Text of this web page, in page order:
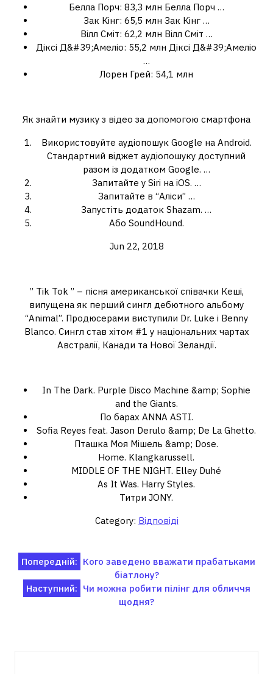
Белла Порч: 83,3 млн Белла Порч …
Зак Кінг: 65,5 млн Зак Кінг …
Вілл Сміт: 62,2 млн Вілл Сміт …
Діксі Д&#39;Амеліо: 55,2 млн Діксі Д&#39;Амеліо
…
Лорен Грей: 54,1 млн
Як знайти музику з відео за допомогою смартфона
Використовуйте аудіопошук Google на Android.
Стандартний віджет аудіопошуку доступний
разом із додатком Google. …
Запитайте у Siri на iOS. …
Запитайте в “Аліси” …
Запустіть додаток Shazam. …
Або SoundHound.
Jun 22, 2018
” Tik Tok ” – пісня американської співачки Кеші,
випущена як перший сингл дебютного альбому
“Animal”. Продюсерами виступили Dr. Luke і Benny
Blanco. Сингл став хітом #1 у національних чартах
Австралії, Канади та Нової Зеландії.
In The Dark. Purple Disco Machine &amp; Sophie
and the Giants.
По барах ANNA ASTI.
Sofia Reyes feat. Jason Derulo &amp; De La Ghetto.
Пташка Моя Мішель &amp; Dose.
Home. Klangkarussell.
MIDDLE OF THE NIGHT. Elley Duhé
As It Was. Harry Styles.
Титри JONY.
Category: Відповіді
Навігація
записів
Попередній: Кого заведено вважати прабатьками
біатлону?
Наступний: Чи можна робити пілінг для обличчя
щодня?